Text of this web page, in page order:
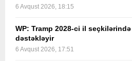
6 Avqust 2026, 18:15
WP: Tramp 2028-ci il
dəstəkləyir
6 Avqust 2026, 17:51